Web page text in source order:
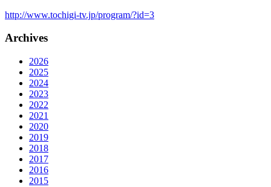
http://www.tochigi-tv.jp/program/?id=3
Archives
2026
2025
2024
2023
2022
2021
2020
2019
2018
2017
2016
2015